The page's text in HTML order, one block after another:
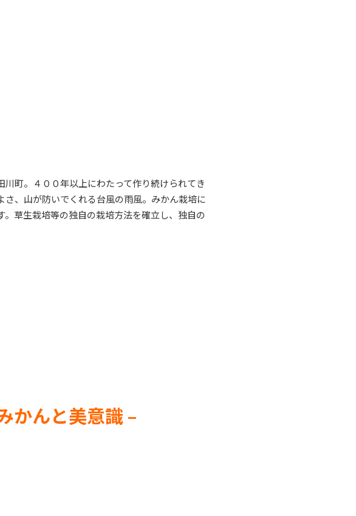
町。４００年以上にわたって作り続けられてき
、山が防いでくれる台風の雨風。みかん栽培に
草生栽培等の独自の栽培方法を確立し、独自の
かんと美意識 –